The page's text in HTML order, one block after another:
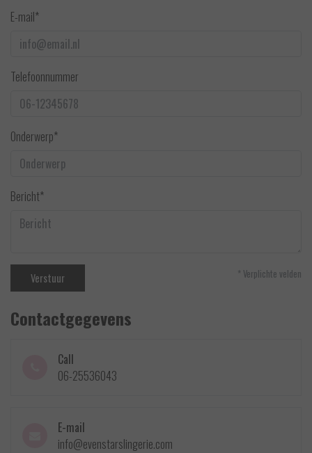
E-mail*
Telefoonnummer
Onderwerp*
Bericht*
Verstuur * Verplichte velden
Contactgegevens
Call
06-25536043
E-mail
info@evenstarslingerie.com